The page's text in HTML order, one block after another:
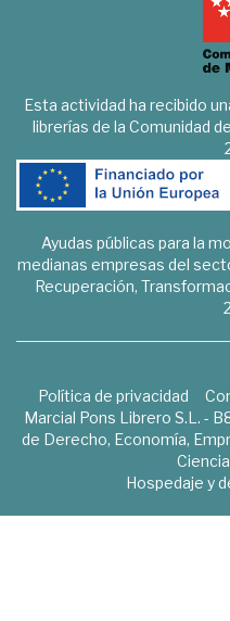
Esta actividad ha recibido
librerías de la Comunidad
Ayudas públicas para la
medianas empresas del
Recuperación,
Política de privacidad
Marcial Pons Librero S.L. -
de Derecho, Economía,
Hospedaje y